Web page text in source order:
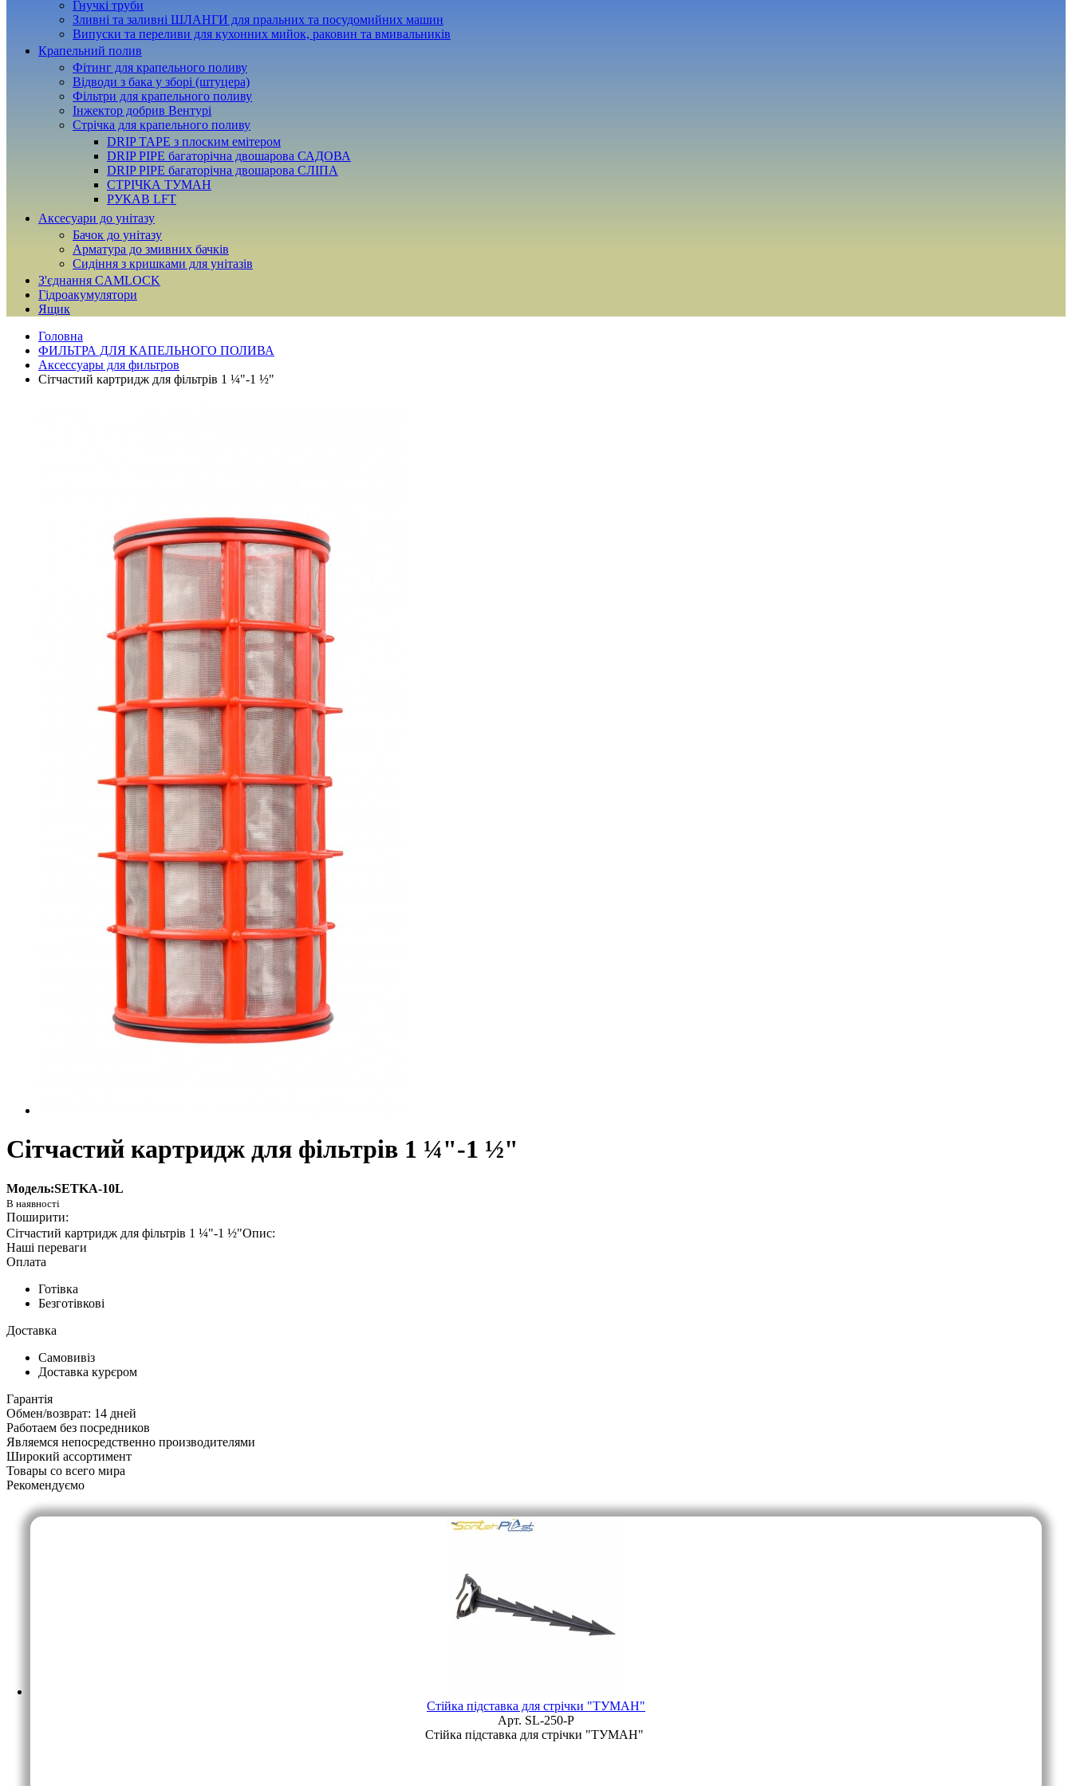
Гнучкі труби
Зливні та заливні ШЛАНГИ для пральних та посудомийних машин
Випуски та переливи для кухонних мийок, раковин та вмивальників
Крапельний полив
Фітинг для крапельного поливу
Відводи з бака у зборі (штуцера)
Фільтри для крапельного поливу
Інжектор добрив Вентурі
Стрічка для крапельного поливу
DRIP TAPE з плоским емітером
DRIP PIPE багаторічна двошарова САДОВА
DRIP PIPE багаторічна двошарова СЛІПА
СТРІЧКА ТУМАН
РУКАВ LFT
Аксесуари до унітазу
Бачок до унітазу
Арматура до змивних бачків
Сидіння з кришками для унітазів
З'єднання CAMLOCK
Гідроакумулятори
Ящик
Головна
ФИЛЬТРА ДЛЯ КАПЕЛЬНОГО ПОЛИВА
Аксессуары для фильтров
Сітчастий картридж для фільтрів 1 ¼"-1 ½"
Сітчастий картридж для фільтрів 1 ¼"-1 ½"
Модель:SETKA-10L
Сітчастий картридж для фільтрів 1 ¼"-1 ½"
Наші переваги
Оплата
Готівка
Безготівкові
Доставка
Самовивіз
Доставка курєром
Гарантія
Обмен/возврат: 14 дней
Работаем без посредников
Являемся непосредственно производителями
Широкий ассортимент
Товары со всего мира
Рекомендуємо
Стійка підставка для стрічки "ТУМАН"
Арт. SL-250-P
Стійка підставка для стрічки "ТУМАН"